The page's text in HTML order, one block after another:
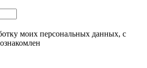
моих персональных данных, с